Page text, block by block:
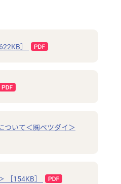
］
ついて＜㈱ベツダイ＞
［154KB］